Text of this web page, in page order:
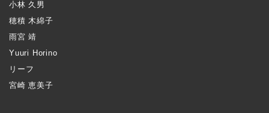
小林 久男
穂積 木綿子
雨宮 靖
Yuuri Horino
リーフ
宮崎 恵美子